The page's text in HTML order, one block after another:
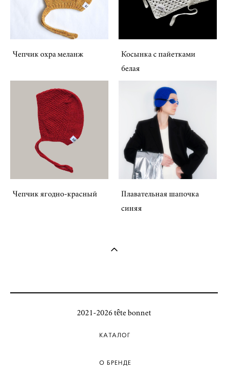
Чепчик охра меланж
Косынка с пайетками
белая
Чепчик ягодно-красный
Плавательная шапочка
синяя
2021-2026 tête bonnet
КАТАЛОГ
О БРЕНДЕ